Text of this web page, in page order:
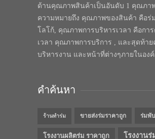
ด้านคุณภาพสินค้าเป็นอันดับ 1 คุณภา
ความหมายถึง คุณภาพของสินค้า คือ
โลโก้, คุณภาพการบริหารเวลา คือการ
เวลา คุณภาพการบริการ , และสุดท้า
บริหารงาน และหน้าที่ต่างๆภายในองค์
คำค้นหา
ร้านทำร่ม ขายส่งร่มราคาถูก ร่มพั
โรงงานผลิตร่ม ราคาถูก โรงงานร่